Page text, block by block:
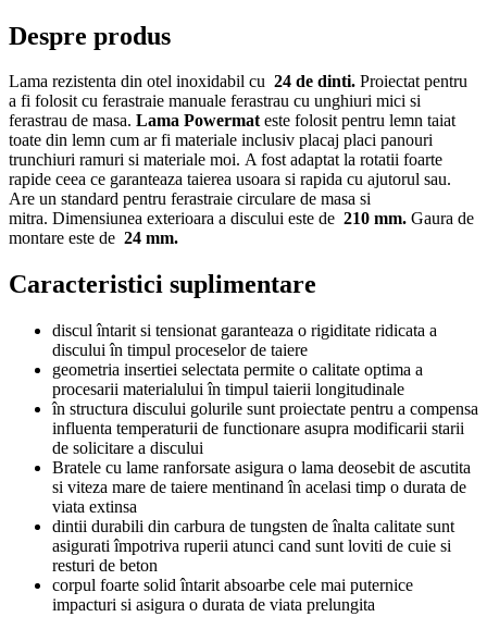
Despre produs
Lama rezistenta din otel inoxidabil cu 24 de dinti. Proiectat pentru
a fi folosit cu ferastraie manuale ferastrau cu unghiuri mici si
ferastrau de masa. Lama Powermateste folosit pentru lemn taiat
toate din lemn cum ar fi materiale inclusiv placaj placi panouri
trunchiuri ramuri si materiale moi. A fost adaptat la rotatii foarte
rapide ceea ce garanteaza taierea usoara si rapida cu ajutorul sau.
Are un standard pentru ferastraie circulare de masa si
mitra. Dimensiunea exterioara a discului este de 210 mm. Gaura de
montare este de 24 mm.
Caracteristici suplimentare
discul întarit si tensionat garanteaza o rigiditate ridicata a
discului în timpul proceselor de taiere
geometria insertiei selectata permite o calitate optima a
procesarii materialului în timpul taierii longitudinale
în structura discului golurile sunt proiectate pentru a compensa
influenta temperaturii de functionare asupra modificarii starii
de solicitare a discului
Bratele cu lame ranforsate asigura o lama deosebit de ascutita
si viteza mare de taiere mentinand în acelasi timp o durata de
viata extinsa
dintii durabili din carbura de tungsten de înalta calitate sunt
asigurati împotriva ruperii atunci cand sunt loviti de cuie si
resturi de beton
corpul foarte solid întarit absoarbe cele mai puternice
impacturi si asigura o durata de viata prelungita